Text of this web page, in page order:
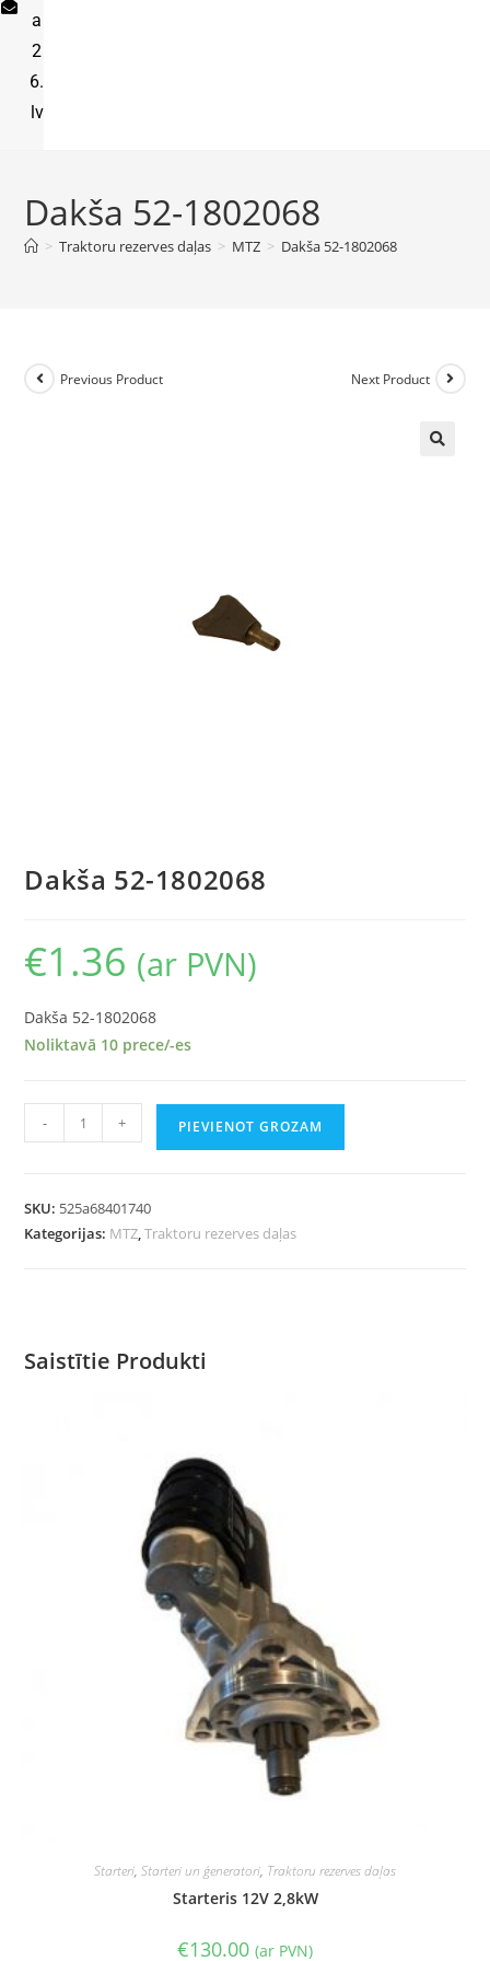
a
2
6.
lv
Dakša 52-1802068
> Traktoru rezerves daļas > MTZ > Dakša 52-1802068
Previous Product Next Product
Dakša 52-1802068
€1.36 (ar PVN)
Dakša 52-1802068
Noliktavā 10 prece/-es
- + PIEVIENOT GROZAM
SKU: 525a68401740
Kategorijas: MTZ,Traktoru rezerves daļas
Saistītie Produkti
Starteri, Starteri un ģeneratori, Traktoru rezerves daļas
Starteris 12V 2,8kW
€130.00 (ar PVN)